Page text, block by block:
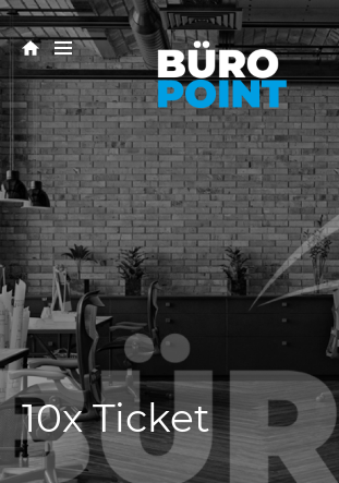
10x Ticket